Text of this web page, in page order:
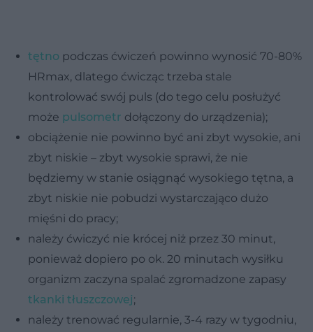
tętno podczas ćwiczeń powinno wynosić 70-80%
HRmax, dlatego ćwicząc trzeba stale
kontrolować swój puls (do tego celu posłużyć
może pulsometr dołączony do urządzenia);
obciążenie nie powinno być ani zbyt wysokie, ani
zbyt niskie – zbyt wysokie sprawi, że nie
będziemy w stanie osiągnąć wysokiego tętna, a
zbyt niskie nie pobudzi wystarczająco dużo
mięśni do pracy;
należy ćwiczyć nie krócej niż przez 30 minut,
ponieważ dopiero po ok. 20 minutach wysiłku
organizm zaczyna spalać zgromadzone zapasy
tkanki tłuszczowej;
należy trenować regularnie, 3-4 razy w tygodniu,